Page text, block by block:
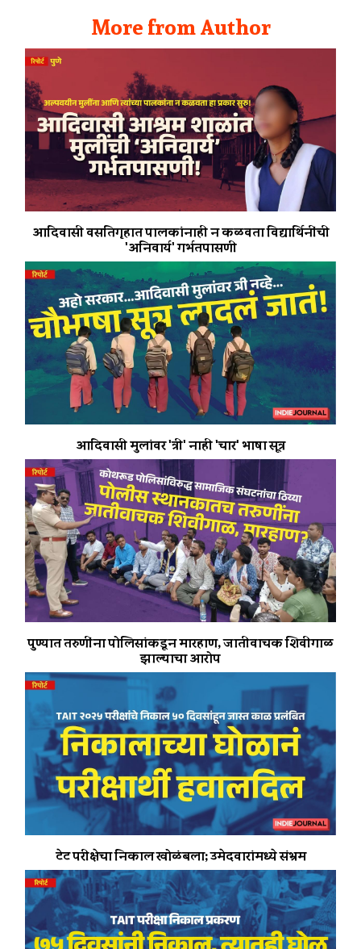
More from Author
आदिवासी वसतिगृहात पालकांनाही न कळवता विद्यार्थिनींची
'अनिवार्य' गर्भतपासणी
आदिवासी मुलांवर 'त्री' नाही 'चार' भाषा सूत्र
पुण्यात तरुणींना पोलिसांकडून मारहाण, जातीवाचक शिवीगाळ
झाल्याचा आरोप
टेट परीक्षेचा निकाल खोळंबला; उमेदवारांमध्ये संभ्रम